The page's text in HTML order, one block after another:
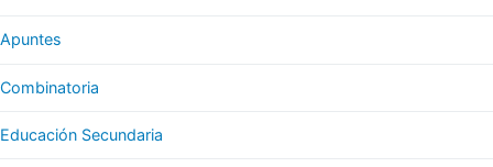
Apuntes
Combinatoria
Educación Secundaria